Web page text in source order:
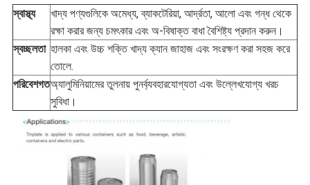
স্বাস্থ্য
খাদ্য পণ্যগুলিকে অমেধ্য, ব্যাকটেরিয়া, আর্দ্রতা, আলো এবং গন্ধ থেকে
রক্ষা করার জন্য চমৎকার এবং অ-বিষাক্ত বাধা বৈশিষ্ট্য প্রদান করুন।
স্বচ্ছলতা হালকা এবং উচ্চ শক্তি খাদ্য ক্যান জাহাজ এবং সংরক্ষণ করা সহজ করে
তোলে.
পরিবেশগতঅ্যালুমিনিয়ামের তুলনায় পুনর্ব্যবহারযোগ্যতা এবং উল্লেখযোগ্য খরচ
সুবিধা।